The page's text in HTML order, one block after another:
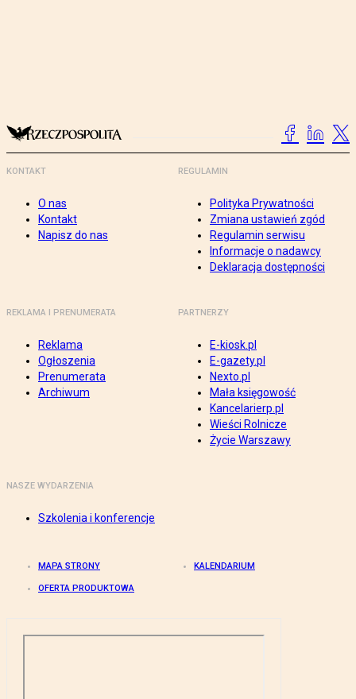
KONTAKT
O nas
Kontakt
Napisz do nas
REGULAMIN
Polityka Prywatności
Zmiana ustawień zgód
Regulamin serwisu
Informacje o nadawcy
Deklaracja dostępności
REKLAMA I PRENUMERATA
Reklama
Ogłoszenia
Prenumerata
Archiwum
PARTNERZY
E-kiosk.pl
E-gazety.pl
Nexto.pl
Mała księgowość
Kancelarierp.pl
Wieści Rolnicze
Życie Warszawy
NASZE WYDARZENIA
Szkolenia i konferencje
MAPA STRONY KALENDARIUM
OFERTA PRODUKTOWA